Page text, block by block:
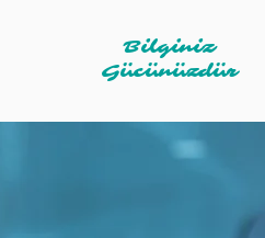
Bilginiz
Gücünüzdür